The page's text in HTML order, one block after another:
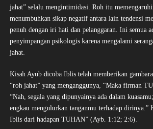
jahat” selalu mengintimidasi. Roh itu
menumbuhkan sikap negatif antara lain tendensi
penuh dengan iri hati dan pelanggaran. Ini semua
penyimpangan psikologis karena mengalami
jahat.
Kisah Ayub dicoba Iblis telah memberikan
“roh jahat” yang menganggunya, “Maka firman
“Nah, segala yang dipunyainya ada dalam
engkau mengulurkan tanganmu terhadap dirinya.”
Iblis dari hadapan TUHAN” (Ayb. 1:12; 2:6).